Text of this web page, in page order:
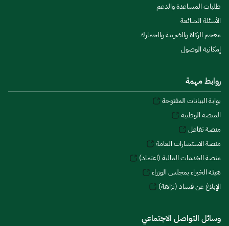
طلبات المساعدة والدعم
الأسئلة الشائعة
معجم الزكاة والضريبة والجمارك
إمكانية الوصول
روابط مهمة
بوابة البيانات المفتوحة
المنصة الوطنية
منصة تفاعل
منصة الاستشارات العامة
منصة الخدمات المالية (اعتماد)
هيئة الخبراء بمجلس الوزراء
الإبلاغ عن فساد (نزاهة)
وسائل التواصل الاجتماعي